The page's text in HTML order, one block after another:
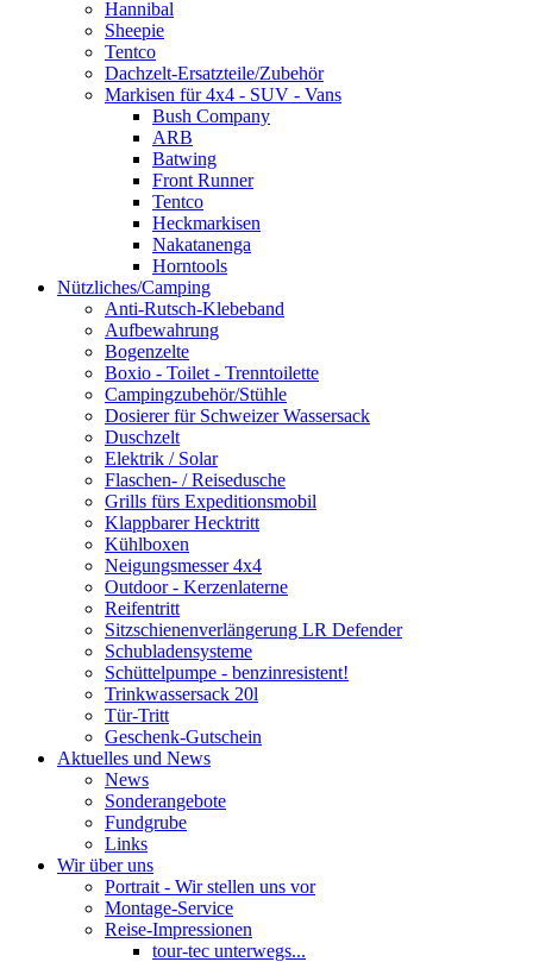
Hannibal
Sheepie
Tentco
Dachzelt-Ersatzteile/Zubehör
Markisen für 4x4 - SUV - Vans
Bush Company
ARB
Batwing
Front Runner
Tentco
Heckmarkisen
Nakatanenga
Horntools
Nützliches/Camping
Anti-Rutsch-Klebeband
Aufbewahrung
Bogenzelte
Boxio - Toilet - Trenntoilette
Campingzubehör/Stühle
Dosierer für Schweizer Wassersack
Duschzelt
Elektrik / Solar
Flaschen- / Reisedusche
Grills fürs Expeditionsmobil
Klappbarer Hecktritt
Kühlboxen
Neigungsmesser 4x4
Outdoor - Kerzenlaterne
Reifentritt
Sitzschienenverlängerung LR Defender
Schubladensysteme
Schüttelpumpe - benzinresistent!
Trinkwassersack 20l
Tür-Tritt
Geschenk-Gutschein
Aktuelles und News
News
Sonderangebote
Fundgrube
Links
Wir über uns
Portrait - Wir stellen uns vor
Montage-Service
Reise-Impressionen
tour-tec unterwegs...